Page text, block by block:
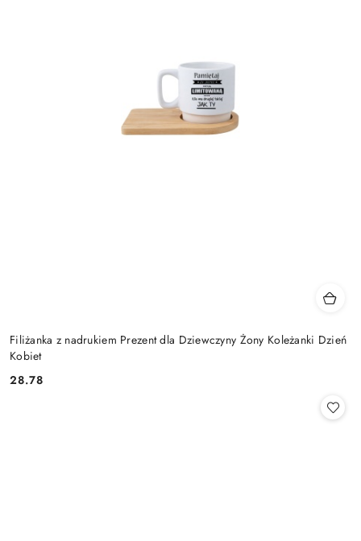
Filiżanka z nadrukiem Prezent dla Dziewczyny Żony Koleżanki Dzień
Kobiet
Cena:
28.78